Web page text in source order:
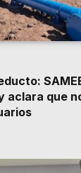
aclara que